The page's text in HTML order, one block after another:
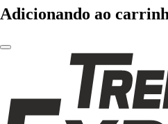
Adicionando ao